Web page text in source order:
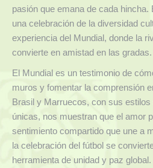
pasión que emana de cada
una celebración de la diversidad
experiencia del Mundial, donde la
convierte en amistad en las gradas.
El Mundial es un testimonio de
muros y fomentar la comprensión
Brasil y Marruecos, con sus estilos
únicas, nos muestran que el amor
sentimiento compartido que une a
la celebración del fútbol se
herramienta de unidad y paz global.